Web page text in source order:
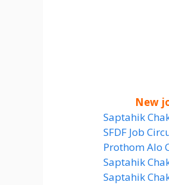
New
Saptahik
SFDF Job
Prothom Alo
Saptahik
Saptahik